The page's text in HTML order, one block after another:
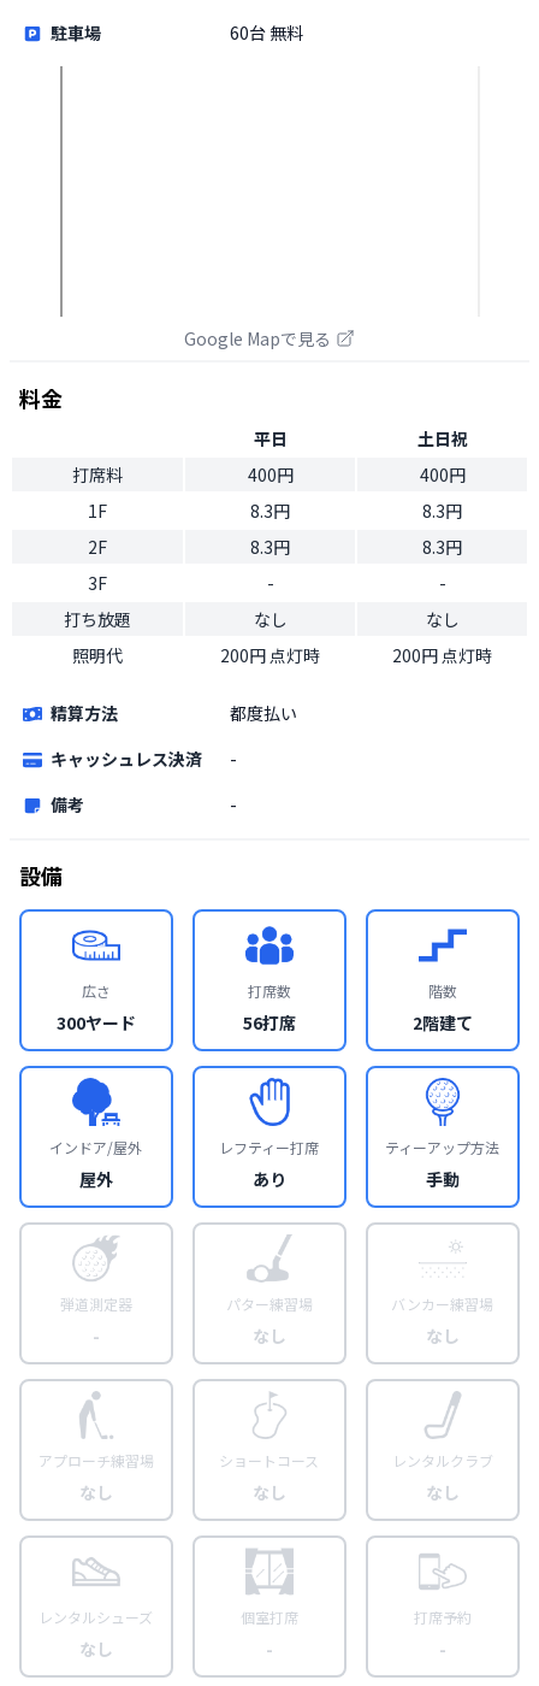
駐車場
60台 無料
Google Mapで見る
料金
平日
土日祝
打席料
400円
400円
1F
8.3円
8.3円
2F
8.3円
8.3円
3F
-
-
打ち放題
なし
なし
照明代
200円 点灯時 200円 点灯時
精算方法
都度払い
キャッシュレス決済
-
備考
-
設備
広さ
300ヤード
打席数
56打席
階数
2階建て
インドア/屋外
屋外
レフティー打席
あり
ティーアップ方法
手動
弾道測定器
-
パター練習場
なし
バンカー練習場
なし
アプローチ練習場
なし
ショートコース
なし
レンタルクラブ
なし
レンタルシューズ
なし
個室打席
-
打席予約
-